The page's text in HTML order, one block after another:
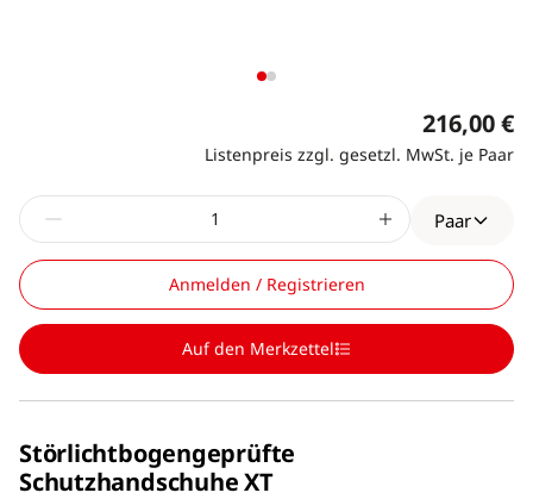
216,00 €
Listenpreis zzgl. gesetzl. MwSt. je Paar
Paar
Anmelden / Registrieren
Auf den Merkzettel
Störlichtbogengeprüfte
Schutzhandschuhe XT